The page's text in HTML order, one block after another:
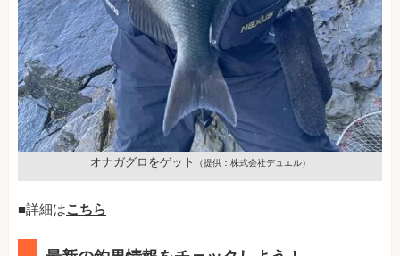
オナガグロをゲット （提供：株式会社デュエル）
■詳細はこちら